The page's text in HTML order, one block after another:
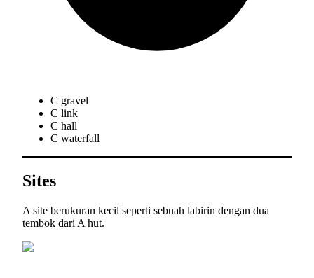
C gravel
C link
C hall
C waterfall
Sites
A site berukuran kecil seperti sebuah labirin dengan dua
tembok dari A hut.